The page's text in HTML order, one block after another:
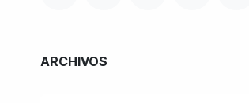
ARCHIVOS